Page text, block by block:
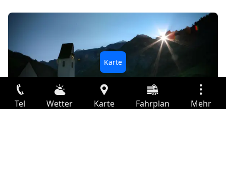
Elm
Martinsloch – UNESCO-Welterbe Sardona
Tel Wetter Karte Fahrplan Mehr